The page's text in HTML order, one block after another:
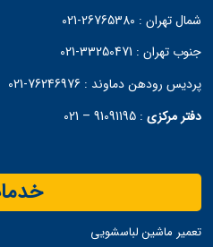
شمال تهران :
جنوب تهران : 33250471-021
پردیس رودهن دماوند :76246976-021
دفتر مرکزی :
91091195 – 021
تعمیر ماشین لباسشویی